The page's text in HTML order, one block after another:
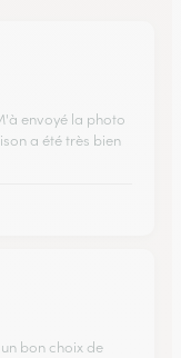
envoyé la photo
a été très bien
bon choix de